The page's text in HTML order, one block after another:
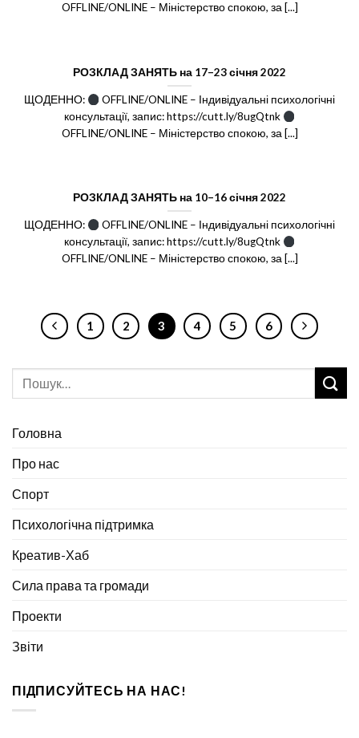
OFFLINE/ONLINE – Міністерство спокою, за [...]
РОЗКЛАД ЗАНЯТЬ на 17–23 січня 2022
ЩОДЕННО:
OFFLINE/ONLINE – Індивідуальні психологічні
консультації, запис: https://cutt.ly/8ugQtnk
OFFLINE/ONLINE – Міністерство спокою, за [...]
РОЗКЛАД ЗАНЯТЬ на 10–16 січня 2022
ЩОДЕННО:
OFFLINE/ONLINE – Індивідуальні психологічні
консультації, запис: https://cutt.ly/8ugQtnk
OFFLINE/ONLINE – Міністерство спокою, за [...]
1 2 3 4 5 6
Головна
Про нас
Спорт
Психологічна підтримка
Креатив-Хаб
Сила права та громади
Проекти
Звіти
ПІДПИСУЙТЕСЬ НА НАС!